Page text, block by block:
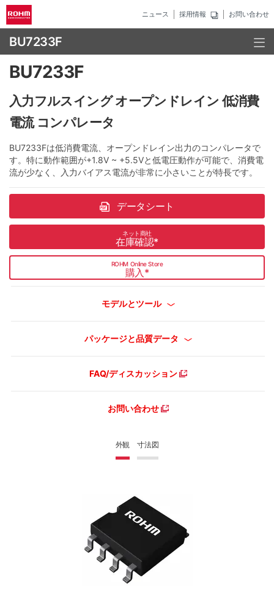
ニュース 採用情報 お問い合わせ
BU7233F
外観 寸法図
BU7233F
入力フルスイング オープンドレイン 低消費
電流 コンパレータ
BU7233Fは低消費電流、オープンドレイン出力のコンパレータで
す。特に動作範囲が+1.8V ~ +5.5Vと低電圧動作が可能で、消費電
流が少なく、入力バイアス電流が非常に小さいことが特長です。
データシート
ネット商社
在庫確認*
ROHM Online Store
購入*
モデルとツール
パッケージと品質データ
FAQ/ディスカッション
お問い合わせ